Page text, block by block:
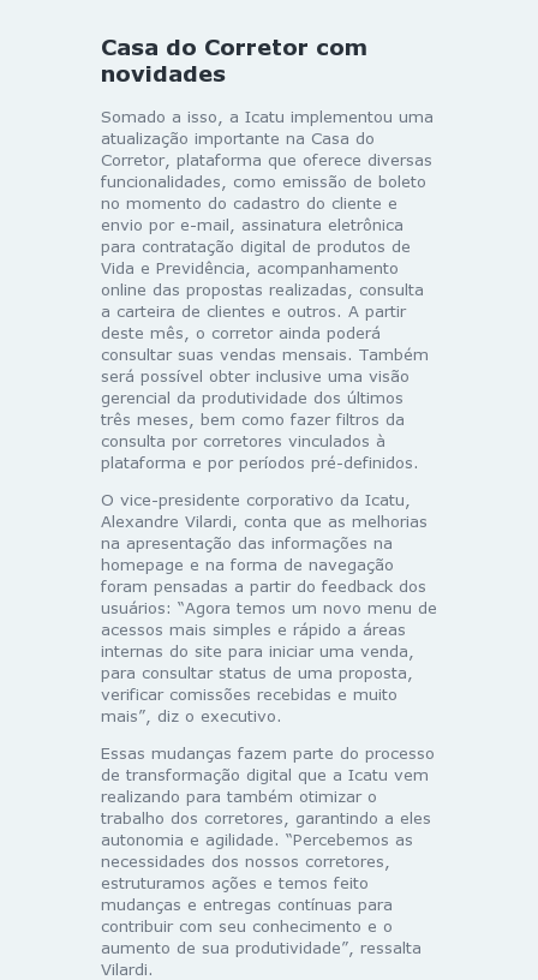
Casa do Corretor com
novidades
Somado a isso, a Icatu implementou uma
atualização importante na Casa do
Corretor, plataforma que oferece diversas
funcionalidades, como emissão de boleto
no momento do cadastro do cliente e
envio por e-mail, assinatura eletrônica
para contratação digital de produtos de
Vida e Previdência, acompanhamento
online das propostas realizadas, consulta
a carteira de clientes e outros. A partir
deste mês, o corretor ainda poderá
consultar suas vendas mensais. Também
será possível obter inclusive uma visão
gerencial da produtividade dos últimos
três meses, bem como fazer filtros da
consulta por corretores vinculados à
plataforma e por períodos pré-definidos.
O vice-presidente corporativo da Icatu,
Alexandre Vilardi, conta que as melhorias
na apresentação das informações na
homepage e na forma de navegação
foram pensadas a partir do feedback dos
usuários: “Agora temos um novo menu de
acessos mais simples e rápido a áreas
internas do site para iniciar uma venda,
para consultar status de uma proposta,
verificar comissões recebidas e muito
mais”, diz o executivo.
Essas mudanças fazem parte do processo
de transformação digital que a Icatu vem
realizando para também otimizar o
trabalho dos corretores, garantindo a eles
autonomia e agilidade. “Percebemos as
necessidades dos nossos corretores,
estruturamos ações e temos feito
mudanças e entregas contínuas para
contribuir com seu conhecimento e o
aumento de sua produtividade”, ressalta
Vilardi.